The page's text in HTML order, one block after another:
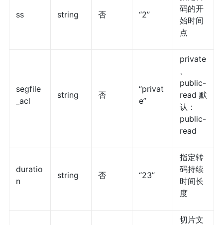
ss string 否 “2”
码的开
始时间
点
segfile
_acl
string 否
“privat
e”
private
public-
read 默
认：
public-
read
duratio
n
string 否 “23”
指定转
码持续
时间长
度
切片文